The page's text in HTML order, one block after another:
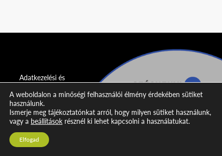
Adatkezelési és
nyilatkozat
Impresszum
Kapcsolat
A weboldalon a minőségi felhasználói élmény érdekében sütiket
használunk.
Ismerje meg tájékoztatónkat arról, hogy milyen sütiket használunk,
vagy a beállítások résznél ki lehet kapcsolni a használatukat.
Elfogad